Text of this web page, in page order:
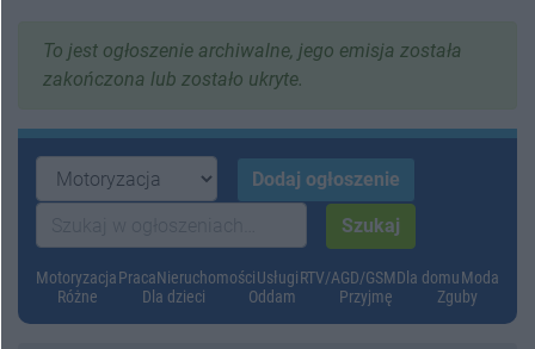
To jest ogłoszenie archiwalne, jego emisja została
zakończona lub zostało ukryte.
MotoryzacjaPracaNieruchomościUsługiRTV/AGD/GSMDla domuModa
Różne
Dla dzieci Oddam Przyjmę Zguby